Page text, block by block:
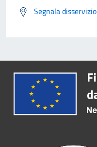
Segnala disservizio